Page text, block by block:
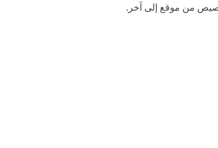
من موقع إلى آخر.